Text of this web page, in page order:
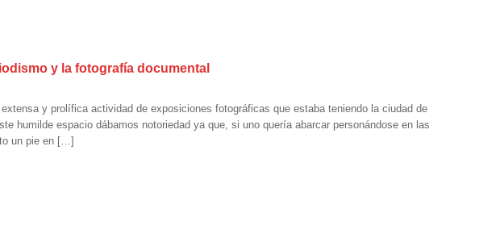
y la fotografía documental
y prolífica actividad de exposiciones fotográficas que estaba teniendo la ciudad de
humilde espacio dábamos notoriedad ya que, si uno quería abarcar personándose en las
un pie en […]